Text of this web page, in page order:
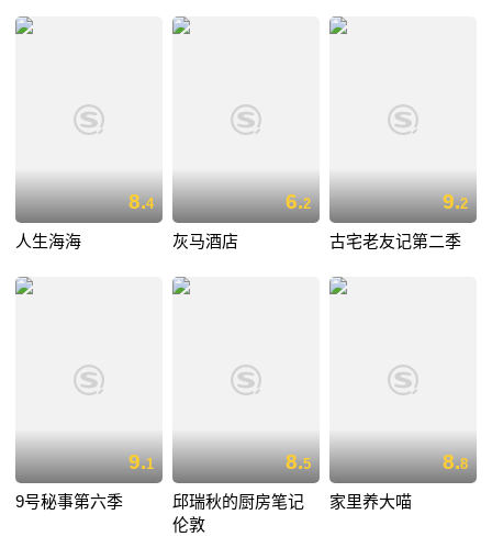
8.4
人生海海
6.2
灰马酒店
9.2
古宅老友记第二季
9.1
9号秘事第六季
8.5
邱瑞秋的厨房笔记
伦敦
8.8
家里养大喵